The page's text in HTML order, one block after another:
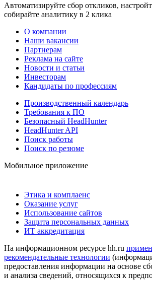
Автоматизируйте сбор откликов,
собирайте аналитику в 2 клика
О компании
Наши вакансии
Партнерам
Реклама на сайте
Новости и статьи
Инвесторам
Кандидаты по профессиям
Производственный календарь
Требования к ПО
Безопасный HeadHunter
HeadHunter API
Поиск работы
Поиск по резюме
Мобильное приложение
Этика и комплаенс
Оказание услуг
Использование сайтов
Защита персональных данных
ИТ аккредитация
На информационном ресурсе hh.ru
рекомендательные технологии
предоставления информации на основе
и анализа сведений, относящихся к